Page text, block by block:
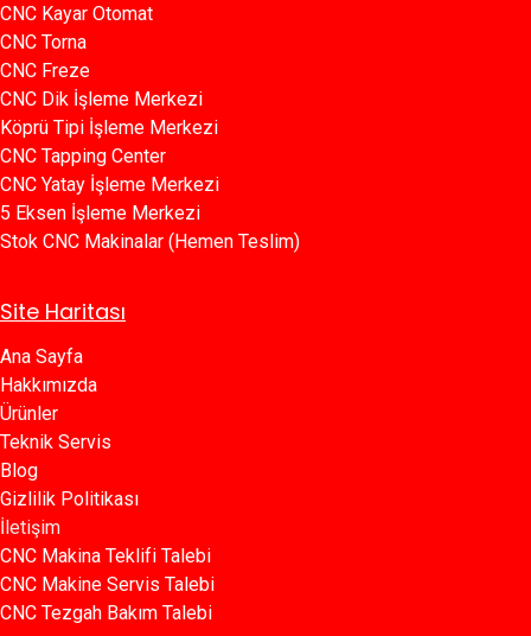
CNC Kayar Otomat
CNC Torna
CNC Freze
CNC Dik İşleme Merkezi
Köprü Tipi İşleme Merkezi
C​​NC Tapping Center
CNC Yatay İşleme Merkezi
5 Eksen İşleme Merkezi
Stok CNC Makinalar (Hemen Teslim)
Site Haritası
Ana Sayfa​​
Hakkımızda
Ürünler​
Teknik Servis
Blog​​
Gizlilik Politikası​​
İletişim
CNC Makina Teklifi Talebi
CNC Makine Servis Talebi
CNC Tezgah Bakım Talebi